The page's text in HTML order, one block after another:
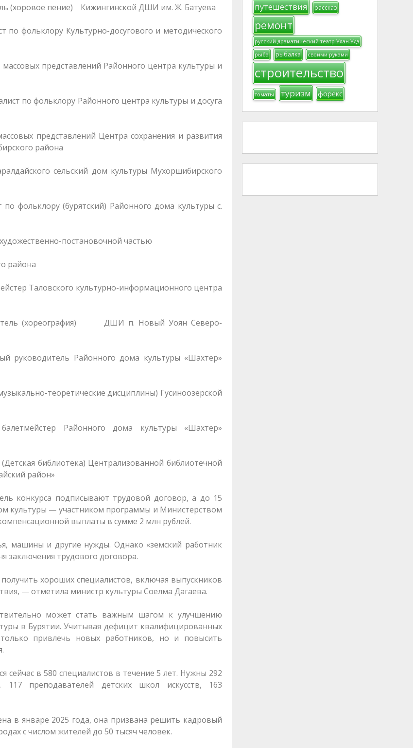
(хоровое пение) Кижингинской ДШИ им. Ж. Батуева
фольклору Культурно-досугового и методического
представлений Районного центра культуры и
по фольклору Районного центра культуры и досуга
представлений Центра сохранения и развития
района
сельский дом культуры Мухоршибирского
фольклору (бурятский) Районного дома культуры с.
постановочной частью
района
Таловского культурно-информационного центра
(хореография) ДШИ п. Новый Уоян Северо-
руководитель Районного дома культуры «Шахтер»
теоретические дисциплины) Гусиноозерской
Районного дома культуры «Шахтер»
библиотека) Централизованной библиотечной
район»
конкурса подписывают трудовой договор, а до 15
культуры — участником программы и Министерством
выплаты в сумме 2 млн рублей.
машины и другие нужды. Однако «земский работник
заключения трудового договора.
хороших специалистов, включая выпускников
— отметила министр культуры Соелма Дагаева.
может стать важным шагом к улучшению
в Бурятии. Учитывая дефицит квалифицированных
привлечь новых работников, но и повысить
сейчас в 580 специалистов в течение 5 лет. Нужны 292
117 преподавателей детских школ искусств, 163
в январе 2025 года, она призвана решить кадровый
с числом жителей до 50 тысяч человек.
путешествия рассказ
ремонт
русский драматический театр Улан-Удэ
рыба
рыбалка своими руками
строительство
томаты туризм форекс